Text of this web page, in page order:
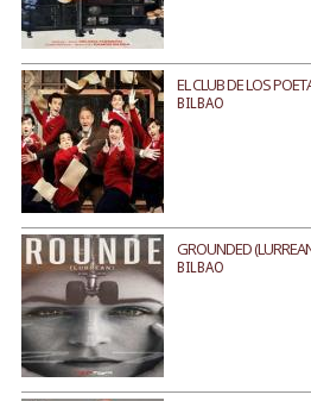
EL CLUB DE LOS
BILBAO
GROUNDED
BILBAO